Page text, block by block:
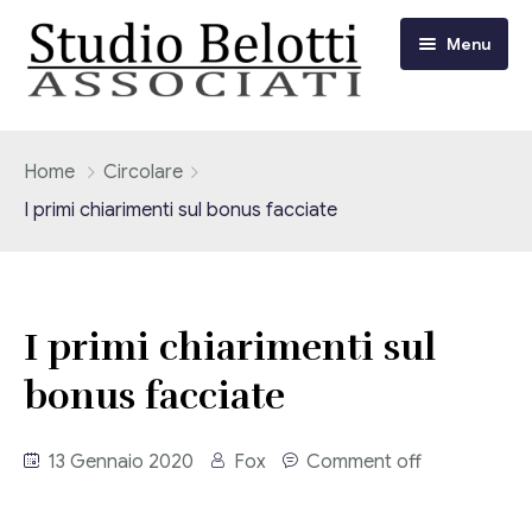
Menu
I nostri servizi
Contabilità
Adempimenti Dichiarativi e Fiscali
Circolari Flash
Eventi
Home
Circolare
I primi chiarimenti sul bonus facciate
I primi chiarimenti sul
bonus facciate
13 Gennaio 2020 Fox Comment off